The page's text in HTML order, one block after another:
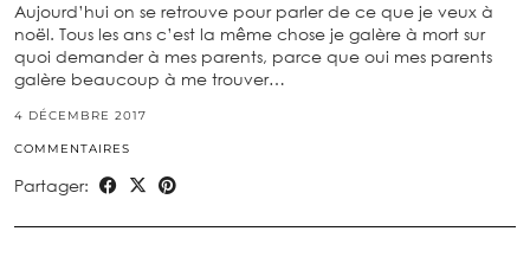
Aujourd’hui on se retrouve pour parler de ce que je veux à
noël. Tous les ans c’est la même chose je galère à mort sur
quoi demander à mes parents, parce que oui mes parents
galère beaucoup à me trouver…
4 DÉCEMBRE 2017
COMMENTAIRES
Partager: